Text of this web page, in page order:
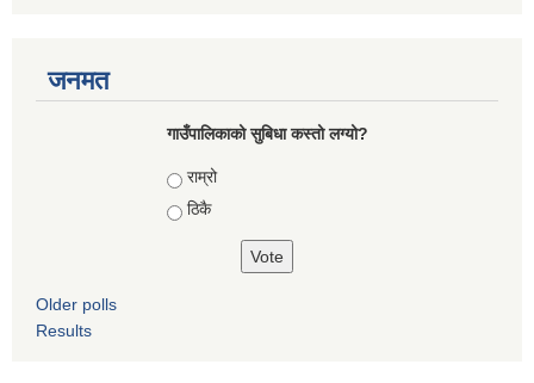
जनमत
गाउँपालिकाको सुबिधा कस्तो लग्यो?
Choices
राम्रो
ठिकै
Older polls
Results